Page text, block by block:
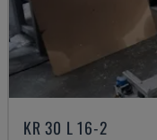
KR 30 L 16-2